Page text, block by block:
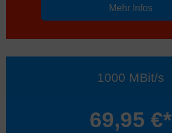
Mehr Infos
1000 MBit/s
69,95 €*